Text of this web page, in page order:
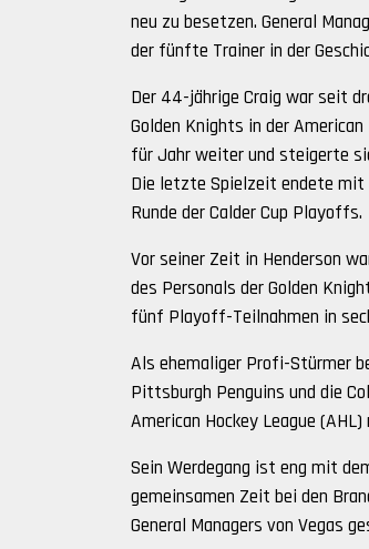
neu zu besetzen. General
der fünfte Trainer in der
Der 44-jährige Craig war seit
Golden Knights in der
für Jahr weiter und steigerte
Die letzte Spielzeit endete mit
Runde der Calder Cup Playoffs.
Vor seiner Zeit in Henderson
des Personals der Golden
fünf Playoff-Teilnahmen in
Als ehemaliger Profi-Stürmer
Pittsburgh Penguins und die
American Hockey League
Sein Werdegang ist eng mit
gemeinsamen Zeit bei den
General Managers von Vegas